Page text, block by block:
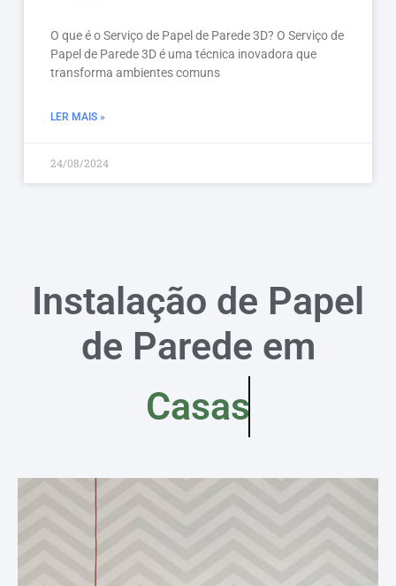
O que é o Serviço de Papel de Parede 3D? O Serviço de
Papel de Parede 3D é uma técnica inovadora que
transforma ambientes comuns
LER MAIS »
24/08/2024
Instalação de Papel
de Parede em
Casas